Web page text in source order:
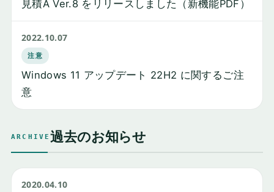
見積A Ver.8 をリリースしました（新機能PDF）
2022.10.07
注意
Windows 11 アップデート 22H2 に関するご注
意
ARCHIVE過去のお知らせ
2020.04.10